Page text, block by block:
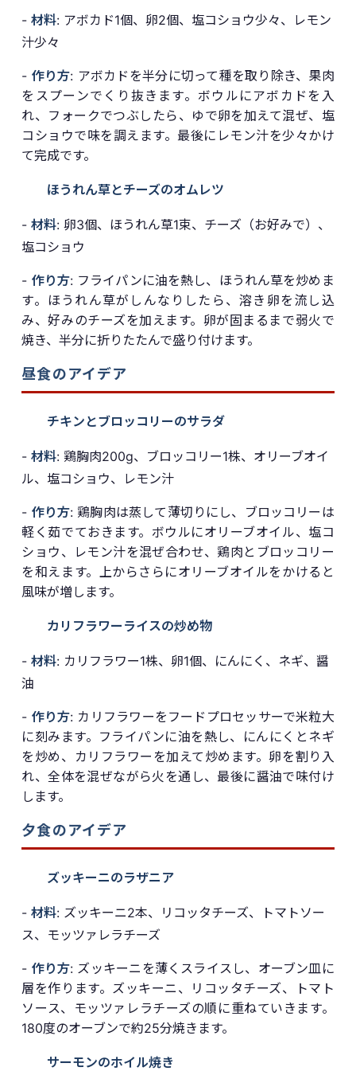
-材料: アボカド1個、卵2個、塩コショウ少々、レモン
汁少々
- 作り方: アボカドを半分に切って種を取り除き、果肉
をスプーンでくり抜きます。ボウルにアボカドを入
れ、フォークでつぶしたら、ゆで卵を加えて混ぜ、塩
コショウで味を調えます。最後にレモン汁を少々かけ
て完成です。
ほうれん草とチーズのオムレツ
-材料: 卵3個、ほうれん草1束、チーズ（お好みで）、
塩コショウ
- 作り方: フライパンに油を熱し、ほうれん草を炒めま
す。ほうれん草がしんなりしたら、溶き卵を流し込
み、好みのチーズを加えます。卵が固まるまで弱火で
焼き、半分に折りたたんで盛り付けます。
昼食のアイデア
チキンとブロッコリーのサラダ
-材料: 鶏胸肉200g、ブロッコリー1株、オリーブオイ
ル、塩コショウ、レモン汁
- 作り方: 鶏胸肉は蒸して薄切りにし、ブロッコリーは
軽く茹でておきます。ボウルにオリーブオイル、塩コ
ショウ、レモン汁を混ぜ合わせ、鶏肉とブロッコリー
を和えます。上からさらにオリーブオイルをかけると
風味が増します。
カリフラワーライスの炒め物
-材料: カリフラワー1株、卵1個、にんにく、ネギ、醤
油
- 作り方: カリフラワーをフードプロセッサーで米粒大
に刻みます。フライパンに油を熱し、にんにくとネギ
を炒め、カリフラワーを加えて炒めます。卵を割り入
れ、全体を混ぜながら火を通し、最後に醤油で味付け
します。
夕食のアイデア
ズッキーニのラザニア
-材料: ズッキーニ2本、リコッタチーズ、トマトソー
ス、モッツァレラチーズ
- 作り方: ズッキーニを薄くスライスし、オーブン皿に
層を作ります。ズッキーニ、リコッタチーズ、トマト
ソース、モッツァレラチーズの順に重ねていきます。
180度のオーブンで約25分焼きます。
サーモンのホイル焼き